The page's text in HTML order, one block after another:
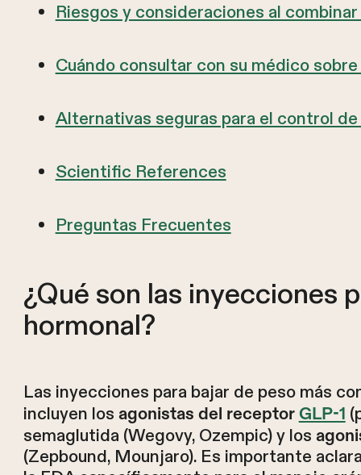
Riesgos y consideraciones al
Cuándo consultar con su médico
Alternativas seguras para el control
Scientific References
Preguntas Frecuentes
¿Qué son las inyecciones
hormonal?
Las inyecciones para bajar de peso más
incluyen los agonistas del receptor GLP-1
semaglutida (Wegovy, Ozempic) y los
(Zepbound, Mounjaro). Es importante